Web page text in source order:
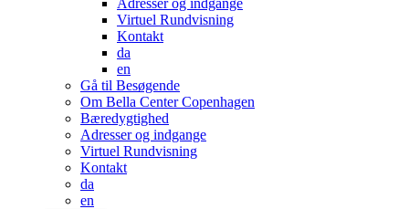
Virtuel Rundvisning
Kontakt
da
en
Gå til Besøgende
Om Bella Center Copenhagen
Bæredygtighed
Adresser og indgange
Virtuel Rundvisning
Kontakt
da
en